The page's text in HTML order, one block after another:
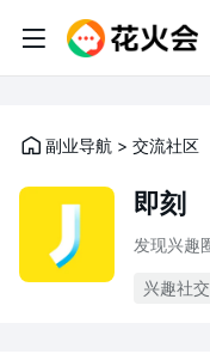
副业导航 > 交流社区
即刻
发现兴趣
兴趣社交